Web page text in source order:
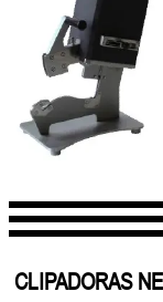
CLIPADORAS